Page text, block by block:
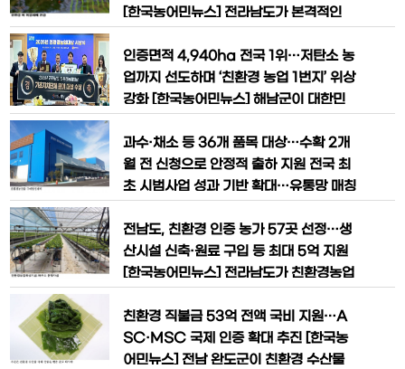
재배단지에서 대표적인 생태지표종인 긴
이 잇따라 관찰되면서 농약과 화학비료 사
용을 줄인 친환경농업이 건강한 농업생태
계를 조성하는
[한국농어민뉴스] 전라남도가 본격적인
농약 검사를 대폭 강화하며 농산물 안전성
확보와 소비자 신뢰 제고에 나섰다. 전라
남도는 올해 총 8억1천만 원(도비 2억 원·
산물 잔류농약 검사 지원사업을 추진한다
고 밝혔다. 검사 대상은 출하
인증면적 4,940ha 전국 1위…저탄소 농
업까지 선도하며 ‘친환경 농업 1번지’ 위상
강화 [한국농어민뉴스] 해남군이 대한민
공고히 하고 있다. 전국 최대 규모의 친환
경 농업 기반을 바탕으로 올해 대규모 투
자를 단행하며 지속가능한 농업 체계 구축
친환경 농업 관련 사업에 207억 원을 투
입해 유기농 중심의
과수·채소 등 36개 품목 대상…수확 2개
월 전 신청으로 안정적 출하 지원 전국 최
초 시범사업 성과 기반 확대…유통망 매칭
라남도가 친환경농산물 생산 농가의 판로
확대와 유통 활성화를 위해 ‘친환경농산물
구매알선센터’를 4월부터 본격 운영한다.
터와 연계해 추진되며, 생산자와 유통업체
간 정보 불균형을 해소하고 안
전남도, 친환경 인증 농가 57곳 선정…생
산시설 신축·원료 구입 등 최대 5억 지원
[한국농어민뉴스] 전라남도가 친환경농업
확대를 위해 친환경농업육성기금 70억
원을 저리 융자로 지원한다. 전라남도는 2
026년 친환경농업육성기금 융자지원 사
친환경 직불금 53억 전액 국비 지원…A
SC·MSC 국제 인증 확대 추진 [한국농
어민뉴스] 전남 완도군이 친환경 수산물